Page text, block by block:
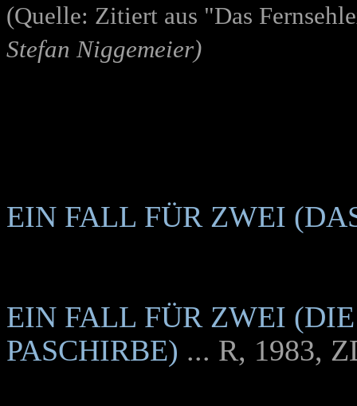
(Quelle: Zitiert aus "Das
Stefan Niggemeier)
EIN FALL FÜR ZWEI
EIN FALL FÜR ZWEI (DIE
ASCHIRBE)
... R, 1983,